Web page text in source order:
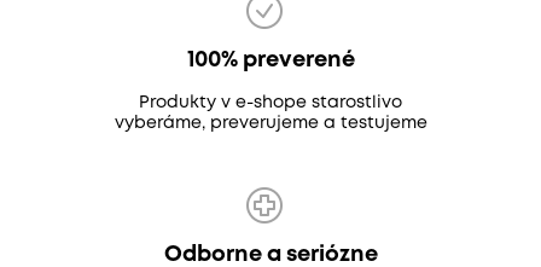
100% preverené
Produkty v e-shope starostlivo
vyberáme, preverujeme a testujeme
Odborne a seriózne